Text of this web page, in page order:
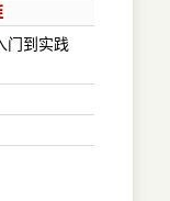
门到实践